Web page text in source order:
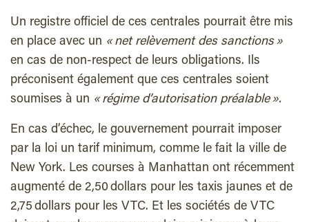
Un registre officiel de ces centrales pourrait être mis
en place avec un « net relèvement des sanctions »
en cas de non-respect de leurs obligations. Ils
préconisent également que ces centrales soient
soumises à un « régime d’autorisation préalable ».
En cas d’échec, le gouvernement pourrait imposer
par la loi un tarif minimum, comme le fait la ville de
New York. Les courses à Manhattan ont récemment
augmenté de 2,50 dollars pour les taxis jaunes et de
2,75 dollars pour les VTC. Et les sociétés de VTC